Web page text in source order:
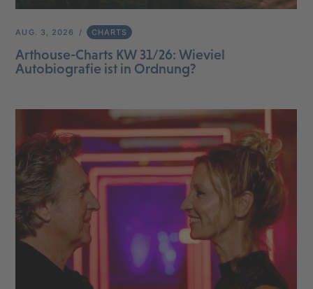
AUG. 3, 2026 CHARTS
Arthouse-Charts KW 31/26: Wieviel
Autobiografie ist in Ordnung?